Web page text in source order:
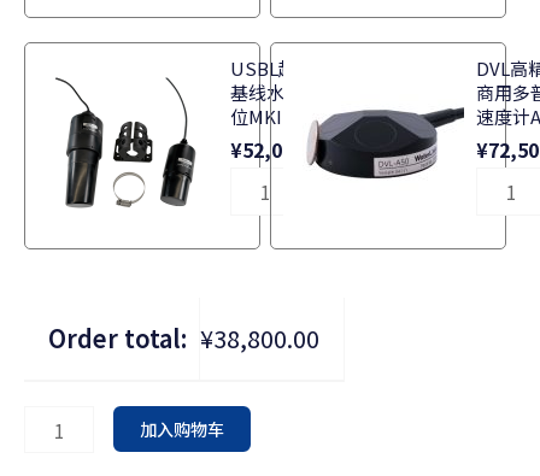
HX-
300-
B（电
池
供
电）
数
HX-
300-
B（电
池
供
电）
数
USBL超短
基线水下定
位MKIII
¥52,000.00
下
机
器
人
ROV
HX-
供
量
DVL高
商用多
速度计
¥
下
机
器
人
ROV
HX-
Order total: ¥38,800.00
加入购物车